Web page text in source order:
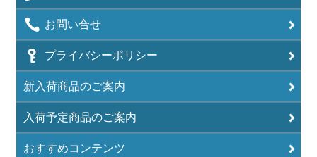
お問い合せ
プライバシーポリシー
新入荷商品のご案内
入荷予定商品のご案内
おすすめコンテンツ